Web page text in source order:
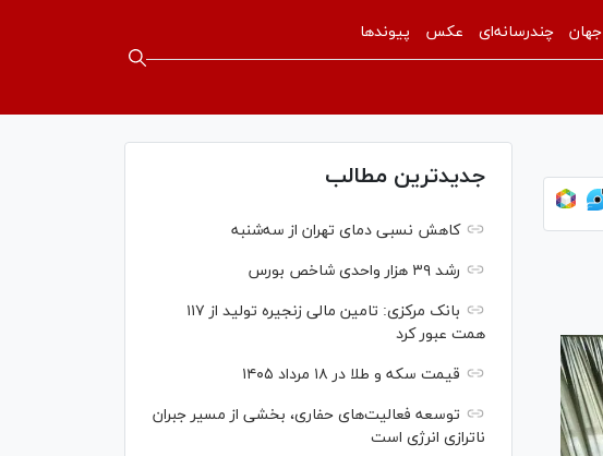
جهان چندرسانه‌ای عکس پیوندها
جدیدترین مطالب
کاهش نسبی دمای تهران از سه‌شنبه
رشد ۳۹ هزار واحدی شاخص بورس
بانک مرکزی: تامین مالی زنجیره تولید از ۱۱۷
همت عبور کرد
قیمت سکه و طلا در ۱۸ مرداد ۱۴۰۵
توسعه فعالیت‌های حفاری، بخشی از مسیر جبران
ناترازی انرژی است